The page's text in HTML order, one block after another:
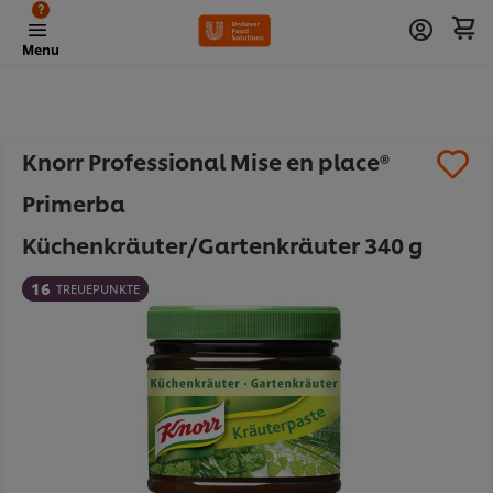
Menu
?
Knorr Professional Mise en place®
Primerba
Küchenkräuter/Gartenkräuter 340 g
16 TREUEPUNKTE